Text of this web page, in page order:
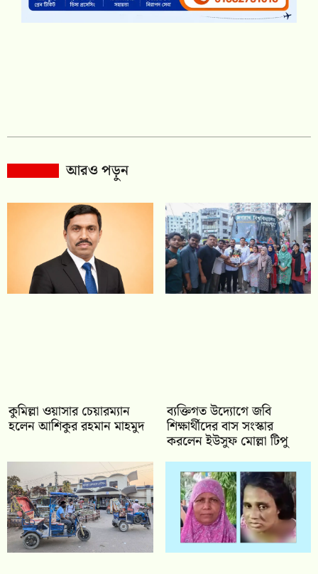
আরও পড়ুন
কুমিল্লা ওয়াসার চেয়ারম্যান
হলেন আশিকুর রহমান মাহমুদ
ব্যক্তিগত উদ্যোগে জবি
শিক্ষার্থীদের বাস সংস্কার
করলেন ইউসুফ মোল্লা টিপু